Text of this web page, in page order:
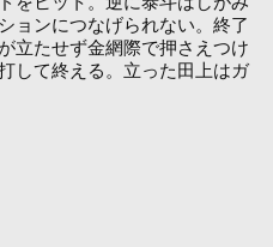
ョンにつなげられない。終了
立たせず金網際で押さえつけ
して終える。立った田上はガ